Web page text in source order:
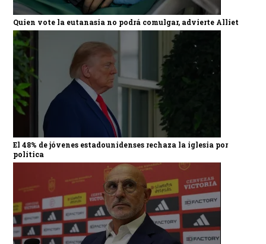
Quien vote la eutanasia no podrá comulgar, advierte Alliet
El 48% de jóvenes estadounidenses rechaza la iglesia por
política